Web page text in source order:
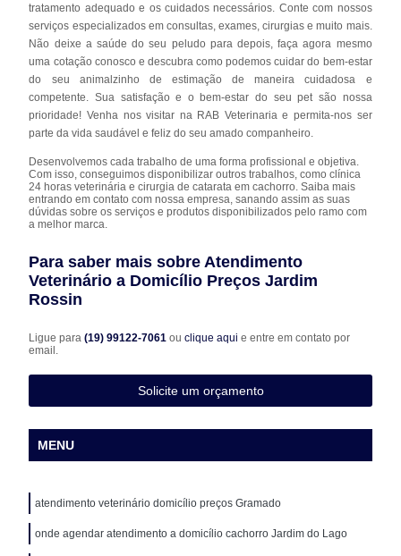
tratamento adequado e os cuidados necessários. Conte com nossos
serviços especializados em consultas, exames, cirurgias e muito mais.
Não deixe a saúde do seu peludo para depois, faça agora mesmo
uma cotação conosco e descubra como podemos cuidar do bem-estar
do seu animalzinho de estimação de maneira cuidadosa e
competente. Sua satisfação e o bem-estar do seu pet são nossa
prioridade! Venha nos visitar na RAB Veterinaria e permita-nos ser
parte da vida saudável e feliz do seu amado companheiro.
Desenvolvemos cada trabalho de uma forma profissional e objetiva.
Com isso, conseguimos disponibilizar outros trabalhos, como clínica
24 horas veterinária e cirurgia de catarata em cachorro. Saiba mais
entrando em contato com nossa empresa, sanando assim as suas
dúvidas sobre os serviços e produtos disponibilizados pelo ramo com
a melhor marca.
Para saber mais sobre Atendimento
Veterinário a Domicílio Preços Jardim
Rossin
Ligue para(19) 99122-7061ouclique aqui e entre em contato por
email.
Solicite um orçamento
MENU
atendimento veterinário domicílio preços Gramado
onde agendar atendimento a domicílio cachorro Jardim do Lago